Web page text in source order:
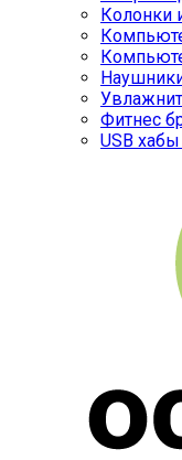
Колонки
Фитнес
USB